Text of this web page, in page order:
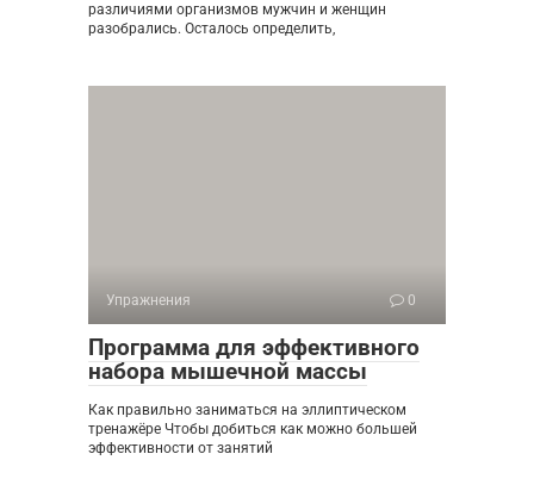
различиями организмов мужчин и женщин
разобрались. Осталось определить,
Упражнения 0
Программа для эффективного
набора мышечной массы
Как правильно заниматься на эллиптическом
тренажёре Чтобы добиться как можно большей
эффективности от занятий